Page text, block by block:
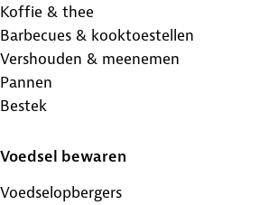
Koffie & thee
Barbecues & kooktoestellen
Vershouden & meenemen
Pannen
Bestek
Voedsel bewaren
Voedselopbergers